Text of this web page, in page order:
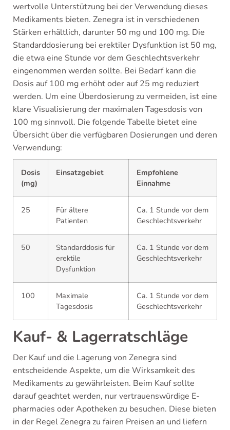
wertvolle Unterstützung bei der Verwendung dieses
Medikaments bieten. Zenegra ist in verschiedenen
Stärken erhältlich, darunter 50 mg und 100 mg. Die
Standarddosierung bei erektiler Dysfunktion ist 50 mg,
die etwa eine Stunde vor dem Geschlechtsverkehr
eingenommen werden sollte. Bei Bedarf kann die
Dosis auf 100 mg erhöht oder auf 25 mg reduziert
werden. Um eine Überdosierung zu vermeiden, ist eine
klare Visualisierung der maximalen Tagesdosis von
100 mg sinnvoll. Die folgende Tabelle bietet eine
Übersicht über die verfügbaren Dosierungen und deren
Verwendung:
Dosis
(mg)
Einsatzgebiet
Empfohlene
Einnahme
25
Für ältere
Patienten
Ca. 1 Stunde vor dem
Geschlechtsverkehr
50
Standarddosis für
erektile
Dysfunktion
Ca. 1 Stunde vor dem
Geschlechtsverkehr
100
Maximale
Tagesdosis
Ca. 1 Stunde vor dem
Geschlechtsverkehr
Kauf- & Lagerratschläge
Der Kauf und die Lagerung von Zenegra sind
entscheidende Aspekte, um die Wirksamkeit des
Medikaments zu gewährleisten. Beim Kauf sollte
darauf geachtet werden, nur vertrauenswürdige E-
pharmacies oder Apotheken zu besuchen. Diese bieten
in der Regel Zenegra zu fairen Preisen an und liefern